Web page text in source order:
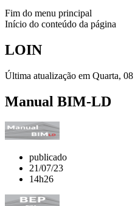
Fim do menu principal
Início do conteúdo da página
LOIN
Última atualização em Quarta,
Manual BIM-LD
publicado
21/07/23
14h26